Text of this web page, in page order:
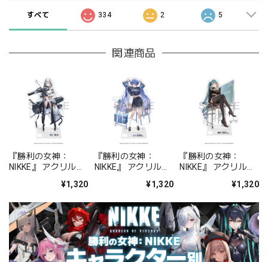
すべて 334 2 5
関連商品
『勝利の女神：
NIKKE』 アクリルス
¥1,320
『勝利の女神：
NIKKE』 アクリルス
ォーチュンメイト
¥1,320
『勝利の女神：
NIKKE』 アクリルス
シャープレッスン
¥1,320